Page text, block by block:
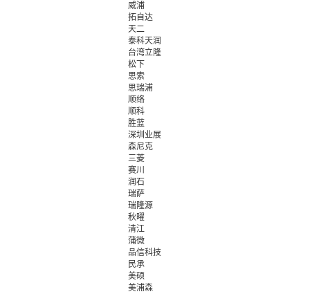
威浦
拓自达
天二
泰科天润
台湾立隆
松下
思索
思瑞浦
顺络
顺科
胜蓝
深圳业展
森尼克
三菱
赛川
润石
瑞萨
瑞隆源
秋曜
清江
蒲微
品信科技
民承
美硕
美浦森